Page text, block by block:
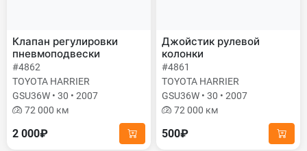
Клапан регулировки
пневмоподвески
#4862
TOYOTA HARRIER
GSU36W • 30 • 2007
72 000 км
2 000₽
Джойстик рулевой
колонки
#4861
TOYOTA HARRIER
GSU36W • 30 • 2007
72 000 км
500₽